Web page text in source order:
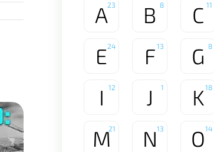
A23 B 8 C 11
E 24 F 13 G 8
I 12 J 1 K18
M21 N13 O14